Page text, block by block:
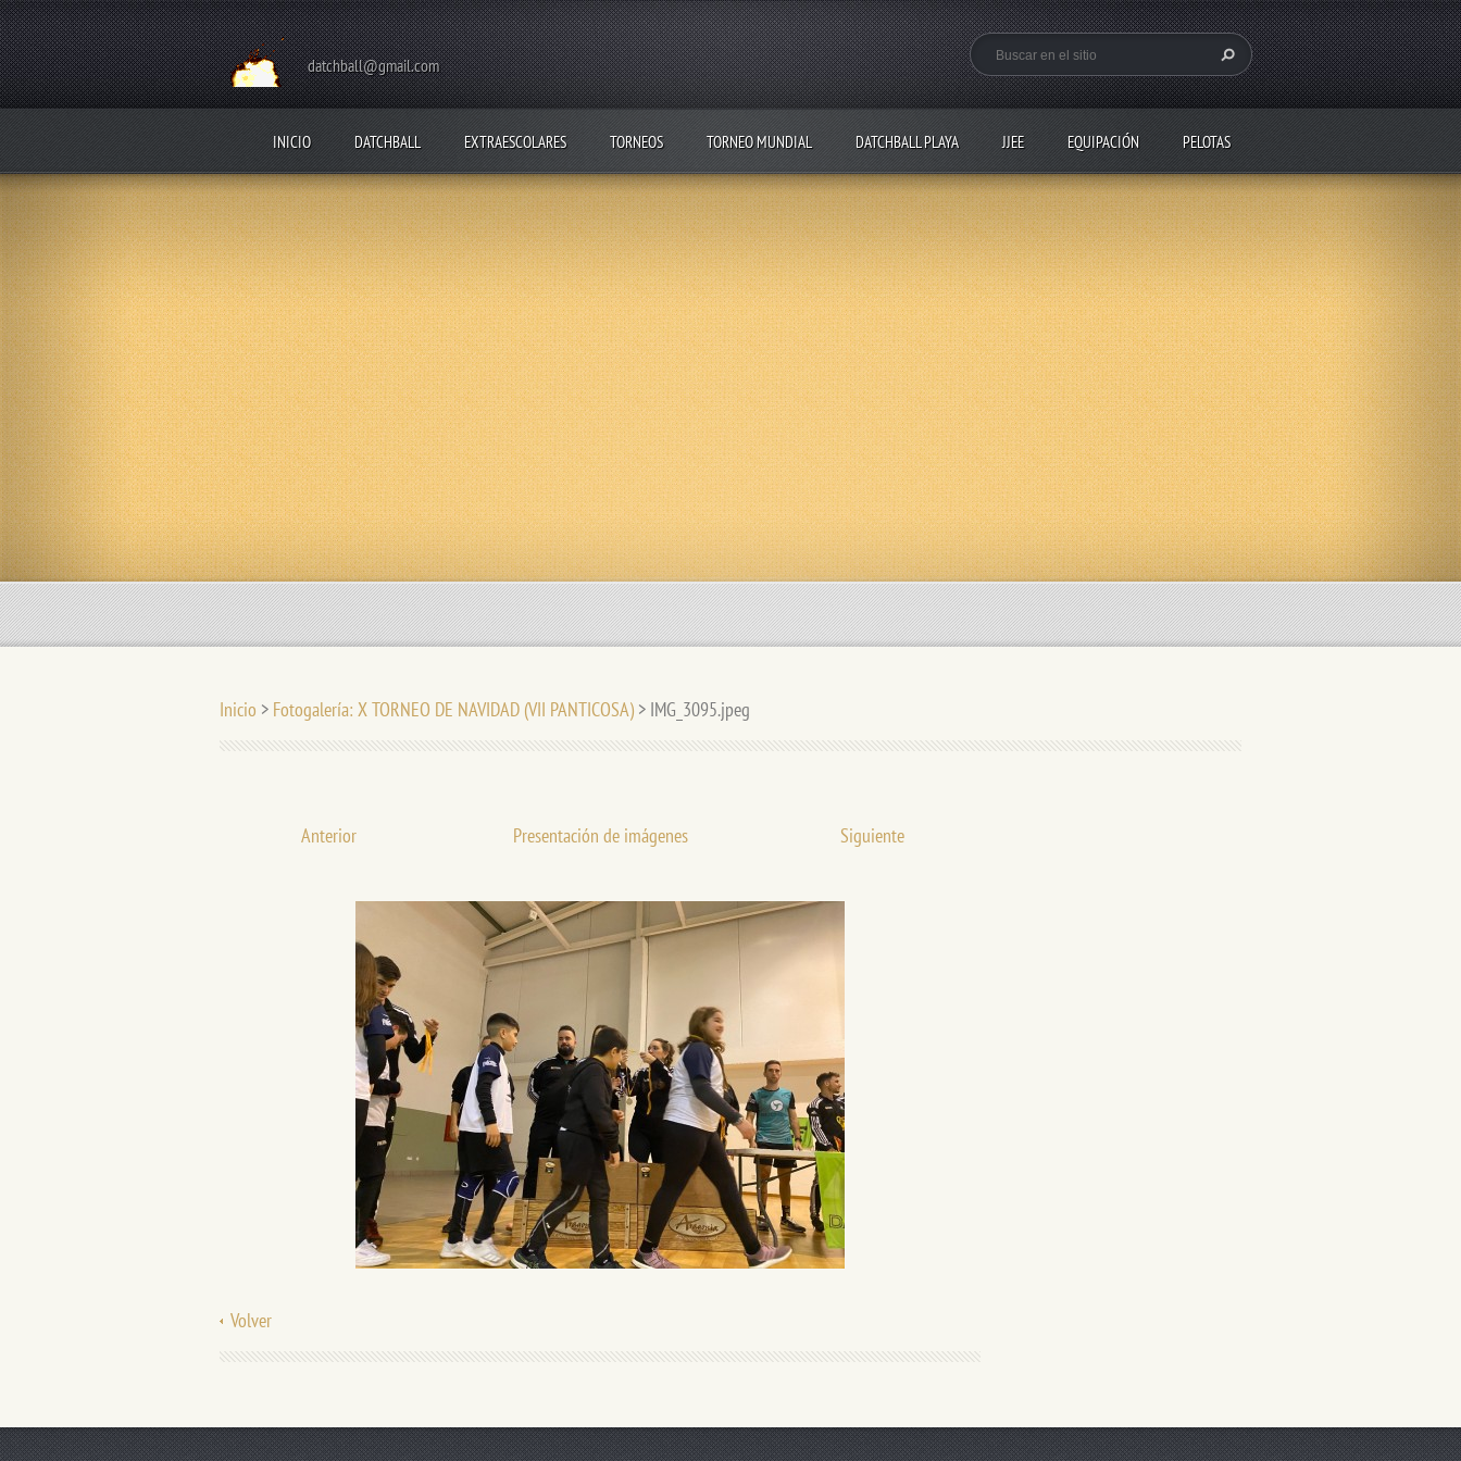
datchball@gmail.com
INICIO DATCHBALL EXTRAESCOLARES TORNEOS TORNEO MUNDIAL DATCHBALL PLAYA JJEE EQUIPACIÓN PELOTAS
Inicio > Fotogalería: X TORNEO DE NAVIDAD (VII PANTICOSA) > IMG_3095.jpeg
Anterior Presentación de imágenes Siguiente
Volver